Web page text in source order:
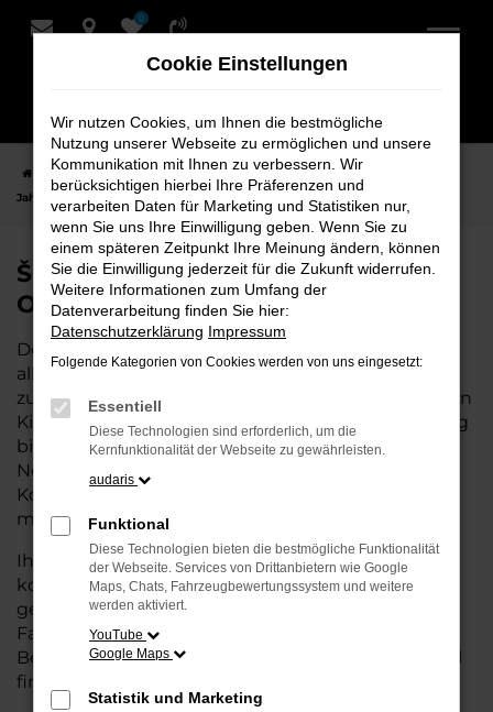
Zum
0
Startseite Oldenburg Škoda Škoda Kodiaq
Škoda Kodiaq
Jahreswagen für Oldenburg bei Schmidt + Koch
Škoda Kodiaq Jahreswagen für
Oldenburg bei Schmidt + Koch
Der Kodiaq Jahreswagen ist die perfekte Wahl für
alle, die für Oldenburg ein nahezu neues Fahrzeug
zu einem attraktiven Preis suchen. Mit nur wenigen
Kilometern und einer hervorragenden Ausstattung
bietet dieser Jahreswagen die Vorteile eines
Neuwagens, aber zu deutlich besseren
Konditionen. Ideal für alle, die hohe Qualität und
modernes Design zu einem fairen Preis möchten.
Ihr Škoda Autohaus in Oldenburg ist Ihr
kompetenter Partner, wenn es um Jahreswagen
geht. Wir bieten Ihnen eine große Auswahl an
Fahrzeugen und stehen Ihnen mit fachkundiger
Beratung zur Seite, damit Sie das passende Modell
finden.
Cookie Einstellungen
Wir nutzen Cookies, um Ihnen die bestmögliche
Nutzung unserer Webseite zu ermöglichen und unsere
Kommunikation mit Ihnen zu verbessern. Wir
berücksichtigen hierbei Ihre Präferenzen und
verarbeiten Daten für Marketing und Statistiken nur,
wenn Sie uns Ihre Einwilligung geben. Wenn Sie zu
einem späteren Zeitpunkt Ihre Meinung ändern, können
Sie die Einwilligung jederzeit für die Zukunft widerrufen.
Weitere Informationen zum Umfang der
Datenverarbeitung finden Sie hier:
Datenschutzerklärung Impressum
Folgende Kategorien von Cookies werden von uns eingesetzt:
Essentiell
Diese Technologien sind erforderlich, um die
Kernfunktionalität der Webseite zu gewährleisten.
audaris
Funktional
Diese Technologien bieten die bestmögliche Funktionalität
der Webseite. Services von Drittanbietern wie Google
Maps, Chats, Fahrzeugbewertungssystem und weitere
werden aktiviert.
YouTube
Google Maps
Statistik und Marketing